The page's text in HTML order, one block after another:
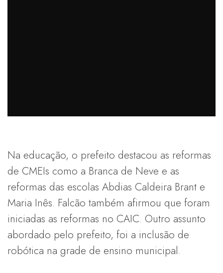
Na educação, o prefeito destacou as reformas
de CMEIs como a Branca de Neve e as
reformas das escolas Abdias Caldeira Brant e
Maria Inês. Falcão também afirmou que foram
iniciadas as reformas no CAIC. Outro assunto
abordado pelo prefeito, foi a inclusão de
robótica na grade de ensino municipal.